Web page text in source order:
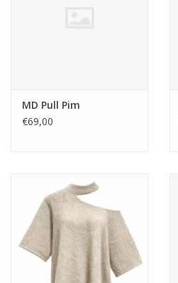
MD Pull Pim
€69,00